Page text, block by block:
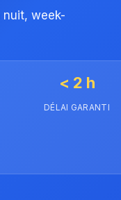
nuit, week-
< 2 h
DÉLAI GARANTI